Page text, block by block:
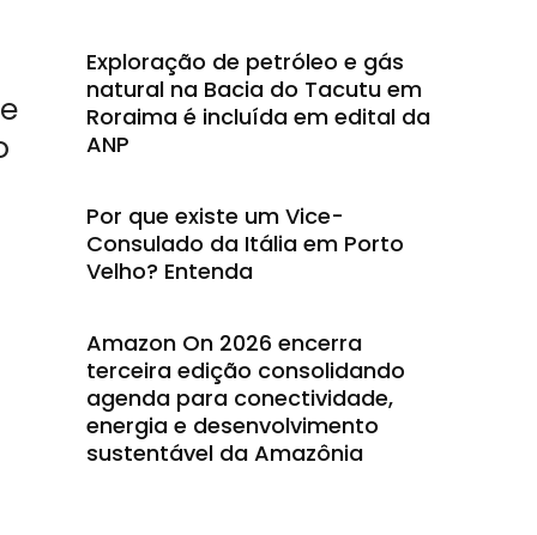
Exploração de petróleo e gás
natural na Bacia do Tacutu em
Roraima é incluída em edital da
ANP
Por que existe um Vice-
Consulado da Itália em Porto
Velho? Entenda
Amazon On 2026 encerra
terceira edição consolidando
agenda para conectividade,
energia e desenvolvimento
sustentável da Amazônia